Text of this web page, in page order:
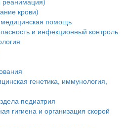
законопроект внесен в
палату на
рассмотрение. Суть его
заключается в
срока лечения...
крови)
помощь
и инфекционный контроль
генетика, иммунология,
педиатрия
гигиена и организация скорой